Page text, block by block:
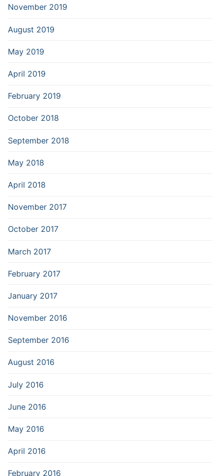
November 2019
August 2019
May 2019
April 2019
February 2019
October 2018
September 2018
May 2018
April 2018
November 2017
October 2017
March 2017
February 2017
January 2017
November 2016
September 2016
August 2016
July 2016
June 2016
May 2016
April 2016
February 2016